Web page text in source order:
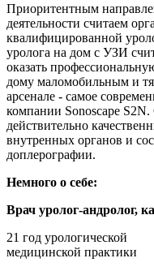
Приоритентным
деятельности считаем
квалифицированной
уролога на дом с УЗИ
оказать
дому маломобильным и
арсенале - самое
компании Sonoscape
действительно
внутренных органов и
доплерографии.
Немного о себе:
Врач уролог-андролог,
21 год урологической
медицинской практики